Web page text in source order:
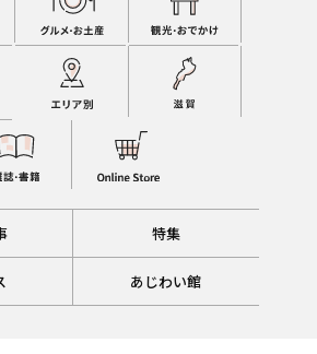
特集
あじわい館